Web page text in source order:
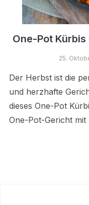
One-Pot
25.
Der Herbst ist die
und herzhafte
dieses One-Pot
One-Pot-Gericht